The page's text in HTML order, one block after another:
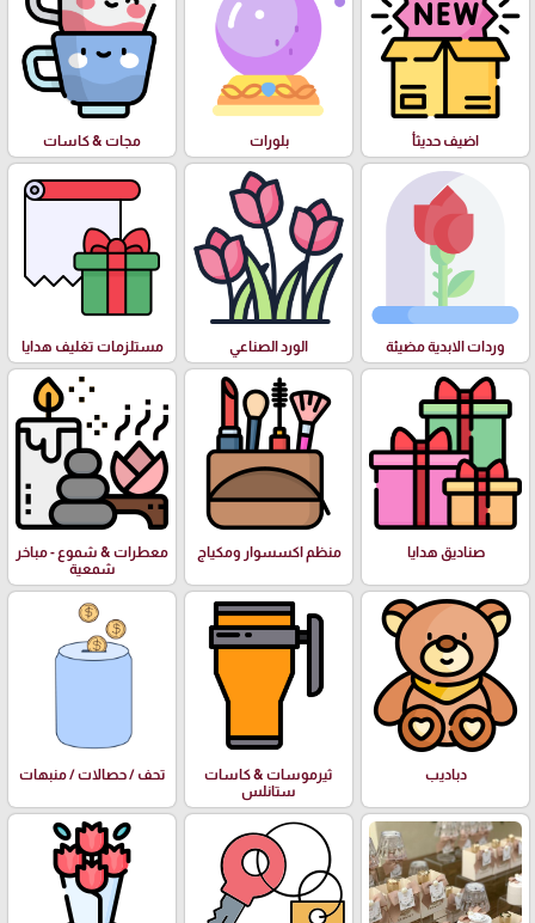
اضيف حديثأ بلورات مجات & كاسات
وردات الابدية مضيئة الورد الصناعي مستلزمات تغليف هدايا
صناديق هدايا منظم اكسسوار ومكياج
معطرات & شموع - مباخر
شمعية
دباديب
ثيرموسات & كاسات
ستانلس
تحف / حصالات / منبهات